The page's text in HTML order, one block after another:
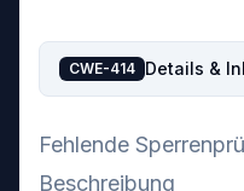
CWE-414 Details &
Fehlende
Beschreibung